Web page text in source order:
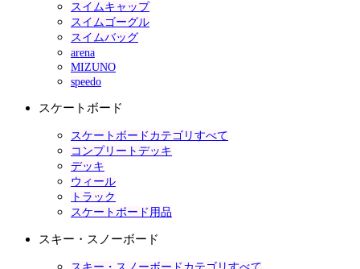
スイムキャップ
スイムゴーグル
スイムバッグ
arena
MIZUNO
speedo
スケートボード
スケートボードカテゴリすべて
コンプリートデッキ
デッキ
ウィール
トラック
スケートボード用品
スキー・スノーボード